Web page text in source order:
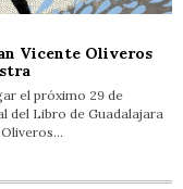
Vicente Oliveros
el próximo 29 de
del Libro de Guadalajara